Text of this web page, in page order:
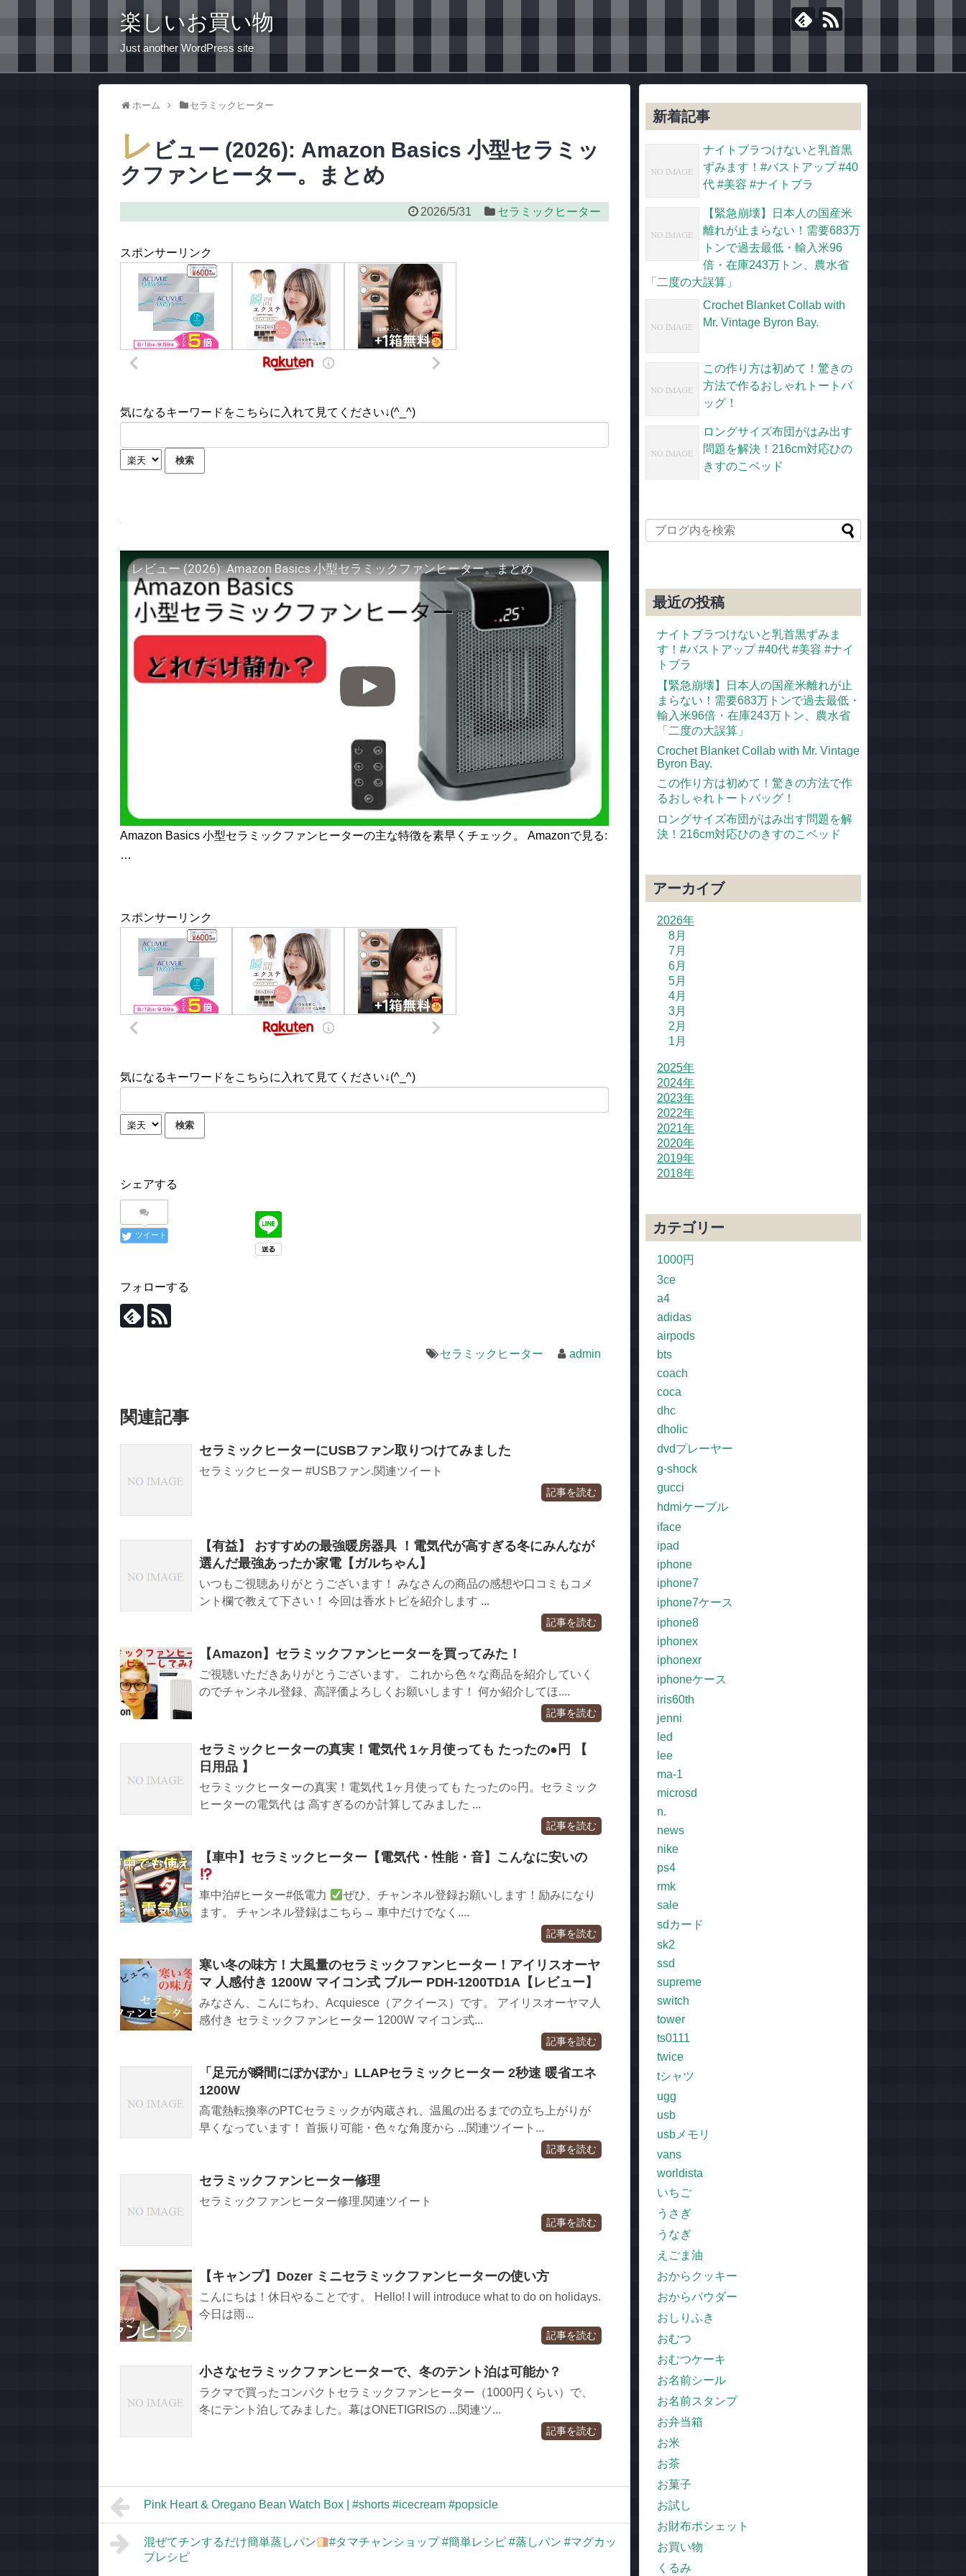
楽しいお買い物
Just another WordPress site
ホーム セラミックヒーター
レ ビュー (2026): Amazon Basics 小型セラミッ
クファンヒーター。まとめ
2026/5/31 セラミックヒーター
スポンサーリンク
気になるキーワードをこちらに入れて見てください↓(^_^)
レビュー (2026): Amazon Basics 小型セラミックファンヒーター。まとめ
Amazon Basics 小型セラミックファンヒーターの主な特徴を素早くチェック。 Amazonで見る:
…
スポンサーリンク
気になるキーワードをこちらに入れて見てください↓(^_^)
シェアする
ツイート
フォローする
セラミックヒーター admin
関連記事
セラミックヒーターにUSBファン取りつけてみました
セラミックヒーター #USBファン.関連ツイート
記事を読む
【有益】 おすすめの最強暖房器具 ！電気代が高すぎる冬にみんなが
選んだ最強あったか家電【ガルちゃん】
いつもご視聴ありがとうございます！ みなさんの商品の感想や口コミもコメ
ント欄で教えて下さい！ 今回は香水トピを紹介します ...
記事を読む
【Amazon】セラミックファンヒーターを買ってみた！
ご視聴いただきありがとうございます。 これから色々な商品を紹介していく
のでチャンネル登録、高評価よろしくお願いします！ 何か紹介してほ....
記事を読む
セラミックヒーターの真実！電気代 1ヶ月使っても たったの●円 【
日用品 】
セラミックヒーターの真実！電気代 1ヶ月使っても たったの○円。セラミック
ヒーターの電気代 は 高すぎるのか計算してみました ...
記事を読む
【車中】セラミックヒーター【電気代・性能・音】こんなに安いの
車中泊#ヒーター#低電力
ぜひ、チャンネル登録お願いします！励みになり
ます。 チャンネル登録はこちら→ 車中だけでなく....
記事を読む
寒い冬の味方！大風量のセラミックファンヒーター！アイリスオーヤ
マ 人感付き 1200W マイコン式 ブルー PDH-1200TD1A【レビュー】
みなさん、こんにちわ、Acquiesce（アクイース）です。 アイリスオーヤマ人
感付き セラミックファンヒーター 1200W マイコン式...
記事を読む
「足元が瞬間にぽかぽか」LLAPセラミックヒーター 2秒速 暖省エネ
1200W
高電熱転換率のPTCセラミックが内蔵され、温風の出るまでの立ち上がりが
早くなっています！ 首振り可能・色々な角度から ...関連ツイート...
記事を読む
セラミックファンヒーター修理
セラミックファンヒーター修理.関連ツイート
記事を読む
【キャンプ】Dozer ミニセラミックファンヒーターの使い方
こんにちは！休日やることです。 Hello! I will introduce what to do on holidays.
今日は雨...
記事を読む
小さなセラミックファンヒーターで、冬のテント泊は可能か？
ラクマで買ったコンパクトセラミックファンヒーター（1000円くらい）で、
冬にテント泊してみました。幕はONETIGRISの ...関連ツ...
記事を読む
Pink Heart & Oregano Bean Watch Box | #shorts #icecream #popsicle
混ぜてチンするだけ簡単蒸しパン
#タマチャンショップ #簡単レシピ #蒸しパン #マグカッ
プレシピ
新着記事
ナイトブラつけないと乳首黒
ずみます！#バストアップ #40
代 #美容 #ナイトブラ
【緊急崩壊】日本人の国産米
離れが止まらない！需要683万
トンで過去最低・輸入米96
倍・在庫243万トン、農水省
「二度の大誤算」
Crochet Blanket Collab with
Mr. Vintage Byron Bay.
この作り方は初めて！驚きの
方法で作るおしゃれトートバ
ッグ！
ロングサイズ布団がはみ出す
問題を解決！216cm対応ひの
きすのこベッド
最近の投稿
ナイトブラつけないと乳首黒ずみま
す！#バストアップ #40代 #美容 #ナイ
トブラ
【緊急崩壊】日本人の国産米離れが止
まらない！需要683万トンで過去最低・
輸入米96倍・在庫243万トン、農水省
「二度の大誤算」
Crochet Blanket Collab with Mr. Vintage
Byron Bay.
この作り方は初めて！驚きの方法で作
るおしゃれトートバッグ！
ロングサイズ布団がはみ出す問題を解
決！216cm対応ひのきすのこベッド
アーカイブ
2026年
8月
7月
6月
5月
4月
3月
2月
1月
2025年
2024年
2023年
2022年
2021年
2020年
2019年
2018年
カテゴリー
1000円
3ce
a4
adidas
airpods
bts
coach
coca
dhc
dholic
dvdプレーヤー
g-shock
gucci
hdmiケーブル
iface
ipad
iphone
iphone7
iphone7ケース
iphone8
iphonex
iphonexr
iphoneケース
iris60th
jenni
led
lee
ma-1
microsd
n.
news
nike
ps4
rmk
sale
sdカード
sk2
ssd
supreme
switch
tower
ts0111
twice
tシャツ
ugg
usb
usbメモリ
vans
worldista
いちご
うさぎ
うなぎ
えごま油
おからクッキー
おからパウダー
おしりふき
おむつ
おむつケーキ
お名前シール
お名前スタンプ
お弁当箱
お米
お茶
お菓子
お試し
お財布ポシェット
お買い物
くるみ